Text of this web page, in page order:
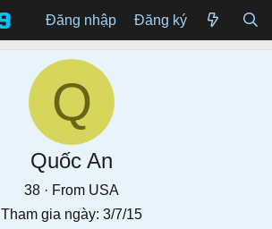
Đăng nhập Đăng ký
Q
Quốc An
38 · From USA
Tham gia ngày 3/7/15